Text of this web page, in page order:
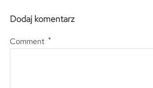
Dodaj komentarz
Comment *